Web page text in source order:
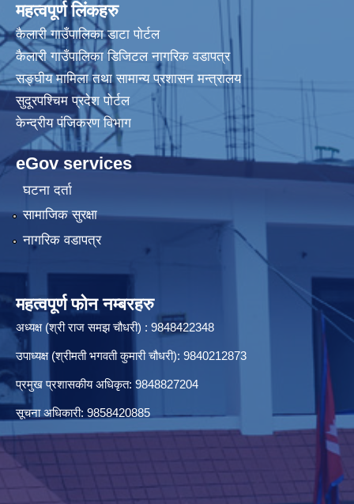
महत्वपूर्ण लिंकहरु
कैलारी गाउँपालिका डाटा पाेर्टल
कैलारी गाउँपालिका डिजिटल नागरिक वडापत्र
सङ्घीय मामिला तथा सामान्य प्रशासन मन्त्रालय
सुदूरपश्चिम प्रदेश पोर्टल
केन्द्रीय प‌ंजिकरण विभाग
eGov services
घटना दर्ता
सामाजिक सुरक्षा
नागरिक वडापत्र
महत्वपूर्ण फोन नम्बरहरु
अध्यक्ष (श्री राज समझ चौधरी) : 9848422348
उपाध्यक्ष (श्रीमती भगवती कुमारी चौधरी): 9840212873
प्रमुख प्रशासकीय अधिकृत: 9848827204
सूचना अधिकारी: 9858420885